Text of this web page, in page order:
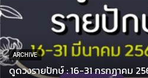
ARCHIVE
ดูดวงรายปักษ์ : 16-31 กรกฏาคม